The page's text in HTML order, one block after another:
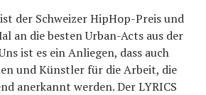
der Schweizer HipHop-Preis und
an die besten Urban-Acts aus der
ist es ein Anliegen, dass auch
und Künstler für die Arbeit, die
anerkannt werden. Der LYRICS